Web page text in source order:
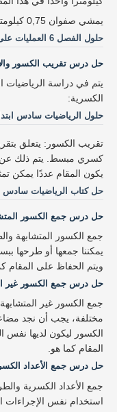
يمشي صفوان 0,75 كيلومتراً يومياً، فكم متراً يمشي في خمسة أيام؟
حلول الفصل 6 العمليات على الكسور الاعتيادية
حل درس تقريب الكسور
يتم في دراسة الرياضيات
الكسرية:
حلول الرياضيات سادس ابتدائي ف2
تقريب الكسور: يتعلق
كسري مبسط. يتم ذلك عن
يكون المقام عددًا يمكن
حل كتاب الرياضيات سادس
حل درس جمع الكسور
جمع الكسور المتشابهة
يمكننا جمعها أو طرحها
ويتم الحفاظ على المقام
حل درس جمع الكسور غير
جمع الكسور غير
مختلفة، يجب أن نجد
الكسور ليكون لديها نفس
المقام كما هو.
حل درس جمع الأعداد
جمع الأعداد الكسرية
استخدام نفس الإجراءات